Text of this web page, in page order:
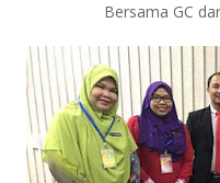
Bersama GC